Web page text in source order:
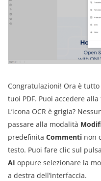
Congratulazioni! Ora è tutto
tuoi PDF. Puoi accedere
L’icona OCR è grigia?
passare alla modalità
predefinita Commenti non
testo. Puoi fare clic sul
AI oppure selezionare la
a destra dell’interfaccia.